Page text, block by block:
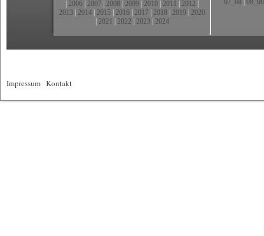
2006 2007 2008 2009 2010 2011 2012
2013 2014 2015 2016 2017 2018 2019 2020
2021 2022 2023| 2024
07_08 08_08
Impressum Kontakt